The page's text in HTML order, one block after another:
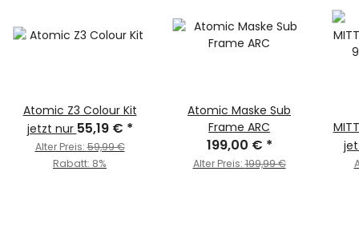
Atomic Z3 Colour Kit
jetzt nur 55,19 € *
Alter Preis:59,99 €
Rabatt: 8%
Atomic Maske Sub
Frame ARC
199,00 € *
Alter Preis:199,99 €